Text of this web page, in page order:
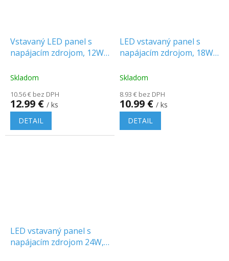
Vstavaný LED panel s
napájacím zdrojom, 12W,
Skladom
10.56 € bez DPH
12.99 € / ks
DETAIL
LED vstavaný panel s
napájacím zdrojom, 18W,
Skladom
8.93 € bez DPH
10.99 € / ks
DETAIL
LED vstavaný panel s
napájacím zdrojom 24W,